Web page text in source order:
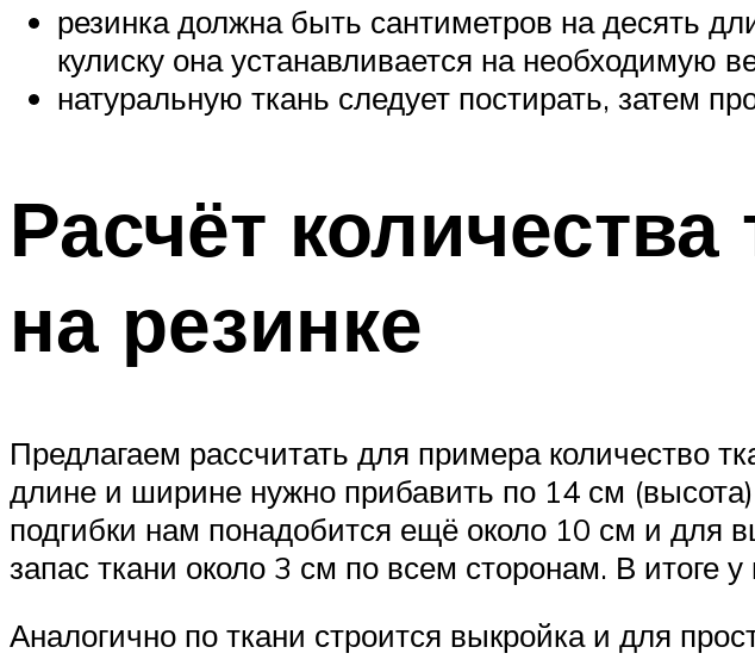
резинка должна быть сантиметров на десять
кулиску она устанавливается на необходимую
натуральную ткань следует постирать, затем
Расчёт
на резинке
Предлагаем рассчитать для примера количество
длине и ширине нужно прибавить по 14 см
подгибки нам понадобится ещё около 10 см и для
запас ткани около 3 см по всем сторонам. В итоге
Аналогично по ткани строится выкройка и для